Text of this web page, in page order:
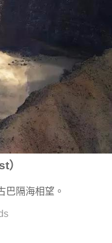
）
巴隔海相望。